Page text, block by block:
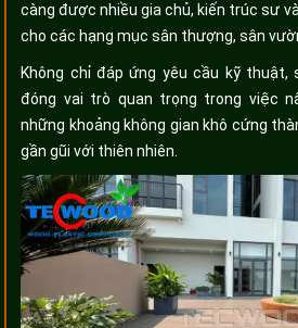
càng được nhiều gia chủ, kiến trúc sư
cho các hạng mục sân thượng, sân
Không chỉ đáp ứng yêu cầu kỹ thuật,
đóng vai trò quan trọng trong việc
những khoảng không gian khô cứng
gần gũi với thiên nhiên.